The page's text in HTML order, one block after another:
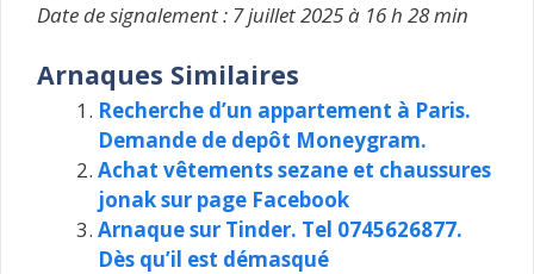
Date de signalement : 7 juillet 2025 à 16 h 28 min
Arnaques Similaires
Recherche d’un appartement à Paris.
Demande de depôt Moneygram.
Achat vêtements sezane et chaussures
jonak sur page Facebook
Arnaque sur Tinder. Tel 0745626877.
Dès qu’il est démasqué